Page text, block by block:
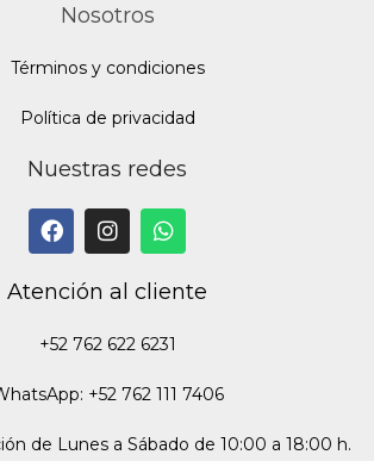
Nosotros
Términos y condiciones
Política de privacidad
Nuestras redes
Atención al cliente
+52 762 622 6231
+52 762 111 7406
de Lunes a Sábado de 10:00 a 18:00 h.